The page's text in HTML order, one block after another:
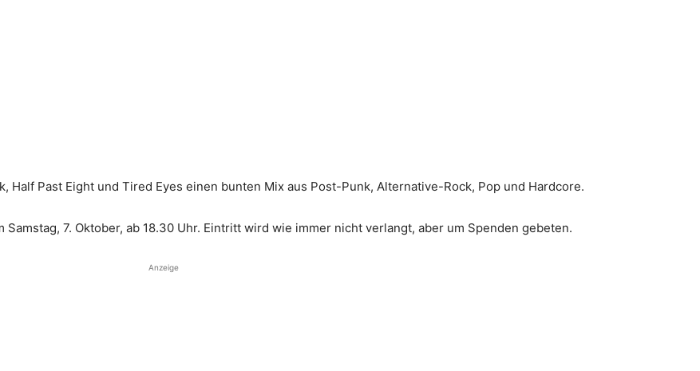
Half Past Eight und Tired Eyes einen bunten Mix aus Post-Punk, Alternative-Rock, Pop und Hardcore.
Samstag, 7. Oktober, ab 18.30 Uhr. Eintritt wird wie immer nicht verlangt, aber um Spenden gebeten.
Anzeige